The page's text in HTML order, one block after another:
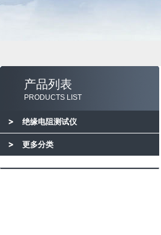
产品列表
PRODUCTS LIST
绝缘电阻测试仪
更多分类